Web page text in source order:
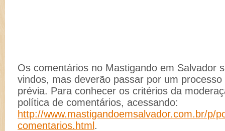
Os comentários no Mastigando em Salvador
vindos, mas deverão passar por um
prévia. Para conhecer os critérios da
política de comentários, acessando:
http://www.mastigandoemsalvador.com.br/p/
comentarios.html .